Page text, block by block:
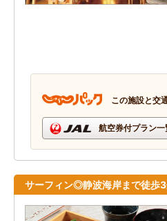
この施設と交
航空券付プラン
サーフィン◎静波海岸まで徒歩